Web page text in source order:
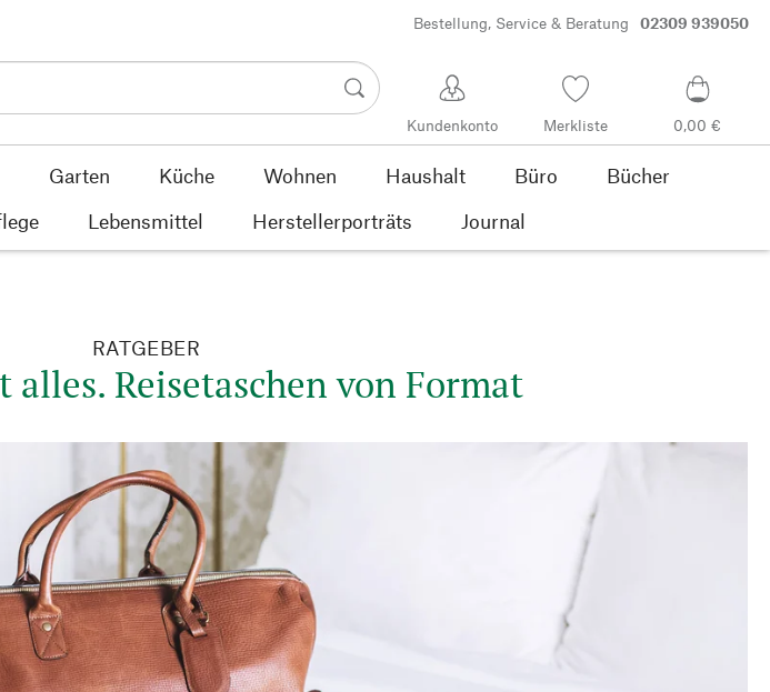
Bestellung, Service & Beratung 02309 939050
Kundenkonto Merkliste 0,00 €
Garten Küche Wohnen Haushalt Büro
Bücher
Lebensmittel Herstellerporträts Journal
RATGEBER
Reisetaschen von Format